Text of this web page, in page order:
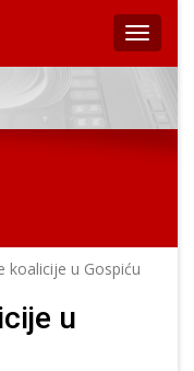
koalicije u Gospiću
u